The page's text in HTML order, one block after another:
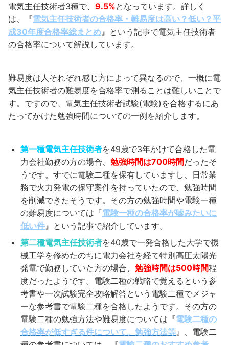
電気主任技術者3種で、 9.5%となっています。詳しく
は、『電気主任技術者の合格率・難易度は高い？低い？平
成30年度合格率総まとめ 』という記事で電気主任技術者
の合格率について解説しています。
難易度は人それぞれ感じ方によって異なるので、一概に電
気主任技術者の難易度を合格率で測ることは難しいことで
す。ですので、電気主任技術者試験(電験)を合格するにあ
たってかけた勉強時間についての一例を紹介します。
第一種電気主任技術者を49歳で3年かけて合格した電
力会社勤務の方の場合、 勉強時間は700時間だったそ
うです。すでに電験二種を保有していますし、日常業
務で火力発電の保守案件を持っていたので、勉強時間
を削減できたそうです。その方の勉強時間や電験一種
の難易度については『電験一種の合格率が嘘みたいに
低い件 』という記事で紹介しています。
第二種電気主任技術者を40歳で一発合格した大学で機
械工学を修めたのちに電力会社を経て特別高圧太陽光
発電で勤務していた方の場合、 勉強時間は500時間程
度だったようです。電験二種の戦略で覚えるという参
考書や一次試験完全攻略解答という電験二種でメジャ
ーな参考書で電験二種を合格したようです。その方の
電験二種の勉強方法や難易度については『電験二種の
合格率が低すぎる件について。勉強方法等 』、電験二